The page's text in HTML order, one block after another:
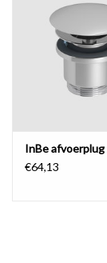
InBe afvoerplug
€64,13